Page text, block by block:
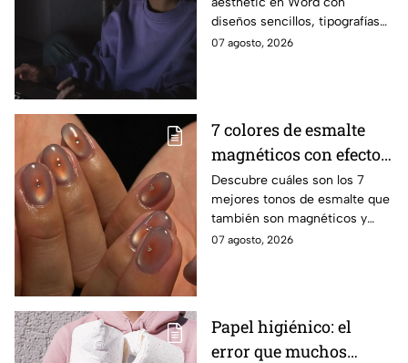
diseños sencillos, tipografías
bonitas y detalles visuales que
07 agosto, 2026
7 colores de esmalte
magnéticos con efecto
ojo de gato para lucir
manos elegantes
Descubre cuáles son los 7
mejores tonos de esmalte que
también son magnéticos y
sirven para realizar el efecto
07 agosto, 2026
Papel higiénico: el
error que muchos